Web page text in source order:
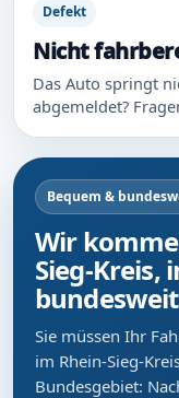
Defekt
Nicht
Das Auto springt
abgemeldet?
Bequem &
Wir
Sieg-Kreis,
Sie müssen Ihr
im Rhein-Sieg-
Bundesgebiet: